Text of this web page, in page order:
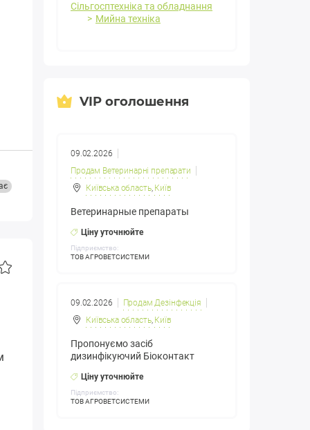
Сільгосптехніка та обладнання
Мийна техніка
VIP оголошення
09.02.2026
Продам Ветеринарні препарати
Київська область, Київ
Ветеринарные препараты
Ціну уточнюйте
Підприємство:
ТОВ АГРОВЕТСИСТЕМИ
09.02.2026
Продам Дезінфекція
Київська область, Київ
Пропонуємо засіб
дизинфікуючий Біоконтакт
Ціну уточнюйте
Підприємство:
ТОВ АГРОВЕТСИСТЕМИ